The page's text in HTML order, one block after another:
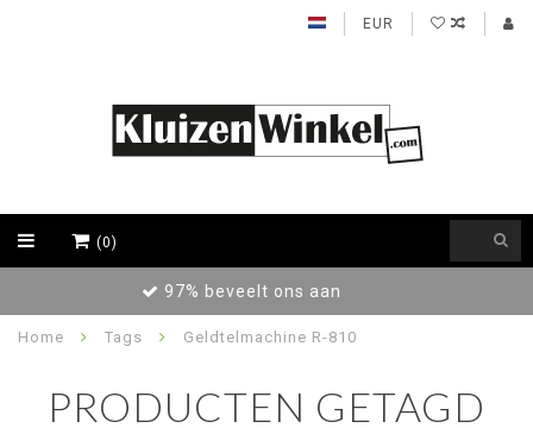
EUR
(0)
Achteraf betalen / Factuur levering
Home Tags Geldtelmachine R-810
PRODUCTEN GETAGD